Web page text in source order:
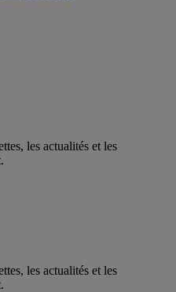
les actualités et les
les actualités et les